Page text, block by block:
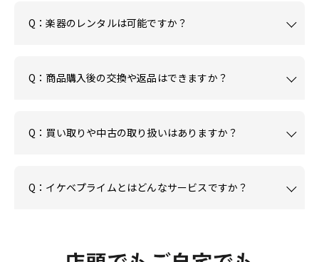
Q：楽器のレンタルは可能ですか？
Q：商品購入後の交換や返品はできますか？
Q：買い取りや中古の取り扱いはありますか？
Q：イケベプライムとはどんなサービスですか？